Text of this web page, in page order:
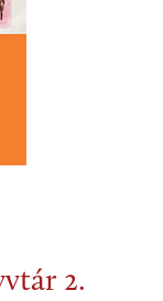
2.